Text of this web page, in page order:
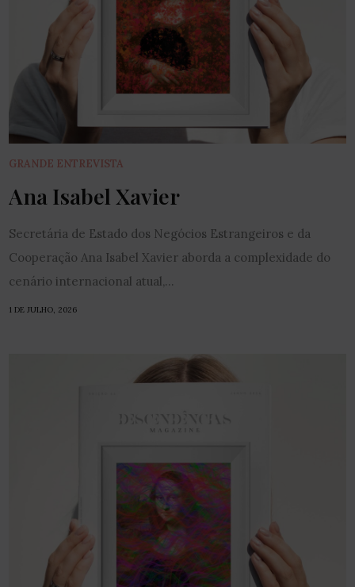
GRANDE ENTREVISTA
Ana Isabel Xavier
Secretária de Estado dos Negócios Estrangeiros e da
Cooperação Ana Isabel Xavier aborda a complexidade do
cenário internacional atual,...
1 DE JULHO, 2026